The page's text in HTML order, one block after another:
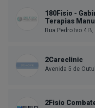
180Fisio -
Terapias
Rua Pedro Ivo 4
2Careclinic
Avenida 5 de
2Fisio